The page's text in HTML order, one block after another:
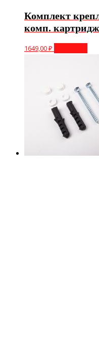
Комплект
комп.
1649,00₽